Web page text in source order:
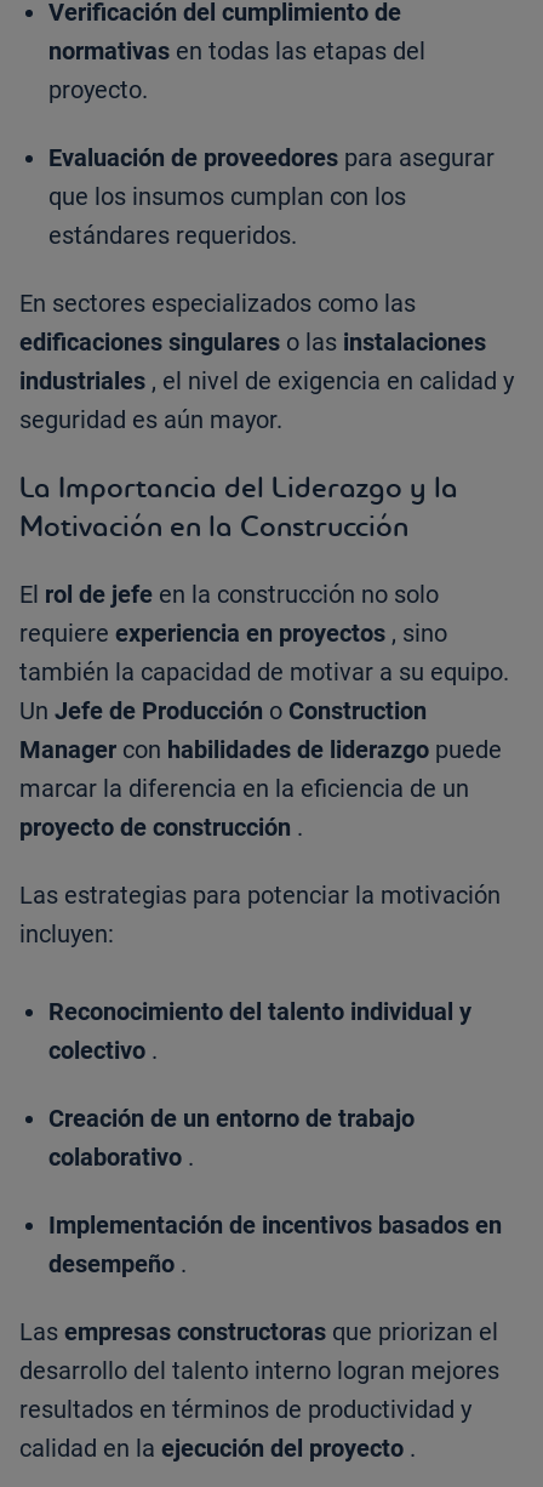
Verificación del cumplimiento de
normativas en todas las etapas del
proyecto.
Evaluación de proveedores para asegurar
que los insumos cumplan con los
estándares requeridos.
En sectores especializados como las
edificaciones singulares o las instalaciones
industriales , el nivel de exigencia en calidad y
seguridad es aún mayor.
La Importancia del Liderazgo y la
Motivación en la Construcción
El rol de jefe en la construcción no solo
requiere experiencia en proyectos , sino
también la capacidad de motivar a su equipo.
Un Jefe de Producción o Construction
Manager con habilidades de liderazgo puede
marcar la diferencia en la eficiencia de un
proyecto de construcción .
Las estrategias para potenciar la motivación
incluyen:
Reconocimiento del talento individual y
colectivo .
Creación de un entorno de trabajo
colaborativo .
Implementación de incentivos basados en
desempeño .
Las empresas constructoras que priorizan el
desarrollo del talento interno logran mejores
resultados en términos de productividad y
calidad en la ejecución del proyecto .